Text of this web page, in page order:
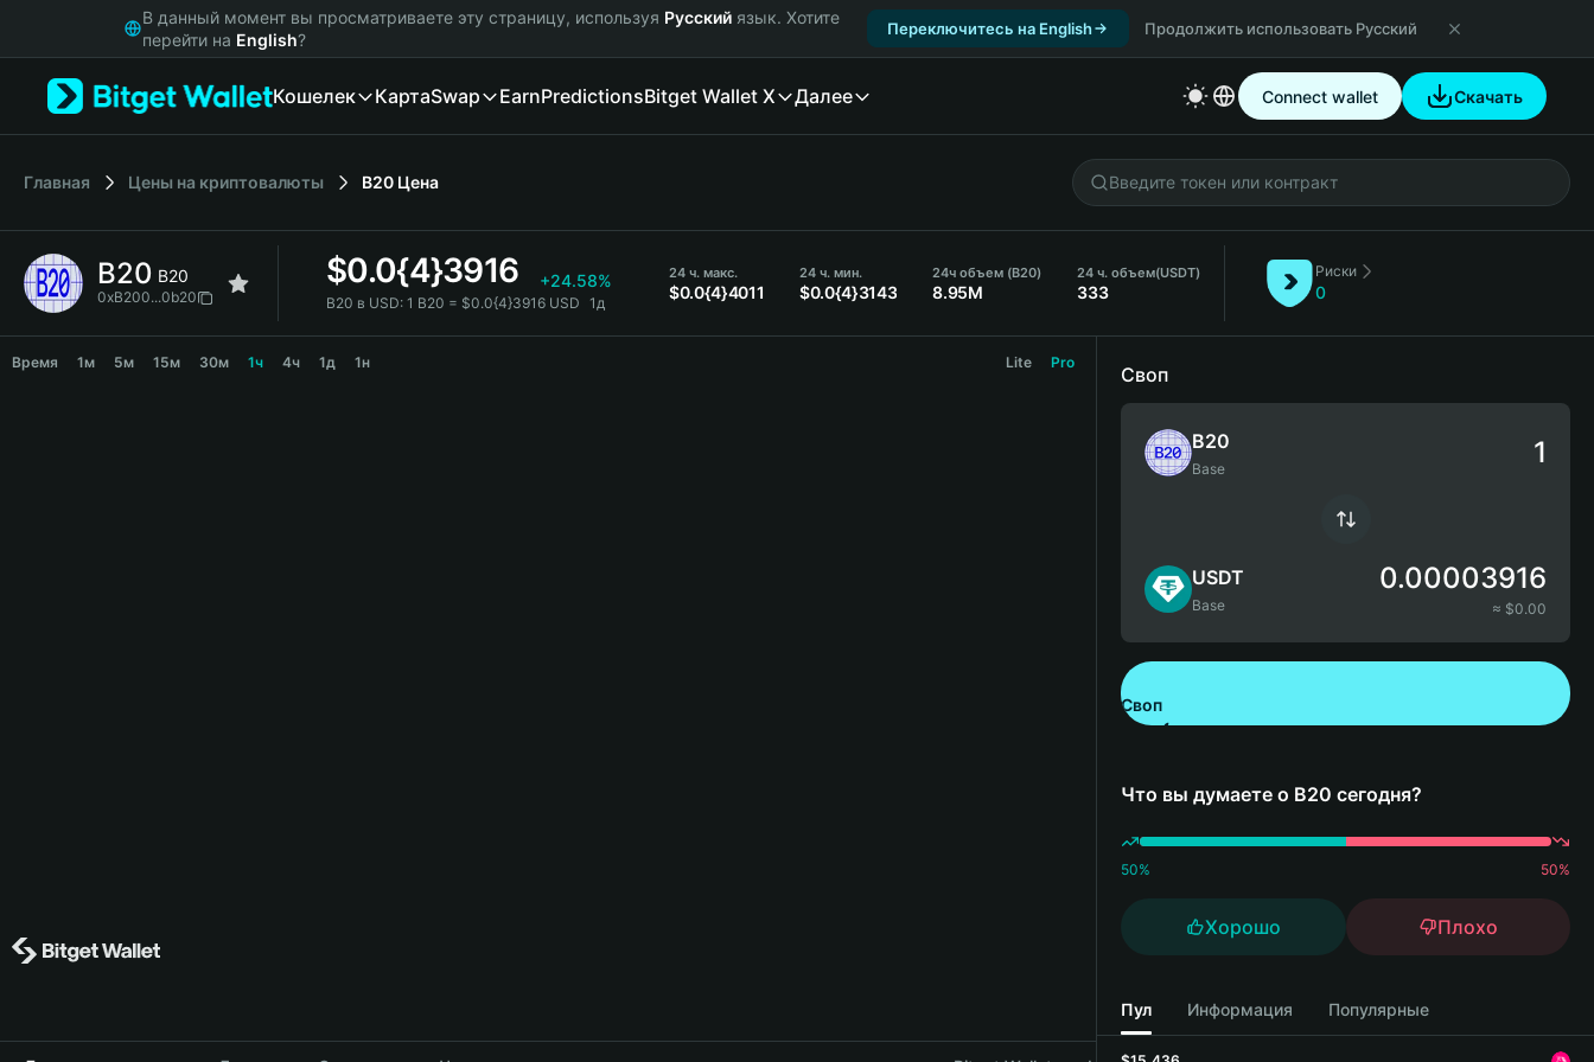
Русский
Italiano
简体中文
繁體中文
Bahasa Indonesia
В данный момент вы просматриваете эту страницу, используя Русский язык. Хотите
перейти на English?
Переключитесь на English Продолжить использовать Русский
Кошелек КартаSwap EarnPredictionsBitget Wallet X Далее Connect wallet Скачать
Главная Цены на криптовалюты B20 Цена
B20 B20
0xB200...0b20
$0.0{4}3916 +24.58%
B20 в USD: 1 B20 = $0.0{4}3916 USD 1д
24 ч. макс.
$0.0{4}4011
24 ч. мин.
$0.0{4}3143
24ч объем (B20)
8.95M
24 ч. объем(USDT)
333
Риски
0
Время 1м 5м 15м 30м 1ч 4ч 1д 1н Lite Pro
Своп
B20
Base
USDT
Base
0.00003916
≈ $0.00
Своп
Что вы думаете о B20 сегодня?
50% 50%
Хорошо Плохо
Пул Информация Популярные